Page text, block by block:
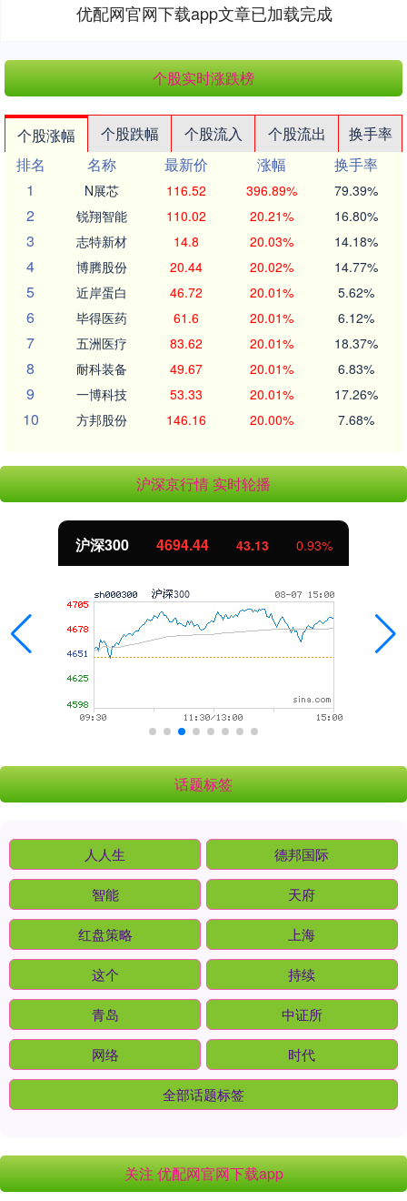
优配网官网下载app文章已加载完成
个股实时涨跌榜
个股涨幅 个股跌幅 个股流入 个股流出
换手率
排名
名称 最新价 涨幅
换手率
1
N展芯 116.52 396.89% 79.39%
2 锐翔智能 110.02 20.21% 16.80%
3 志特新材 14.8 20.03% 14.18%
4 博腾股份 20.44 20.02% 14.77%
5 近岸蛋白 46.72 20.01% 5.62%
6 毕得医药 61.6 20.01% 6.12%
7 五洲医疗 83.62 20.01% 18.37%
8 耐科装备 49.67 20.01% 6.83%
9 一博科技 53.33 20.01% 17.26%
10 方邦股份 146.16 20.00% 7.68%
沪深京行情 实时轮播
沪深300 4694.44 43.13 0.93%
话题标签
人人生 德邦国际
智能 天府
红盘策略 上海
这个 持续
青岛 中证所
网络 时代
全部话题标签
关注 优配网官网下载app